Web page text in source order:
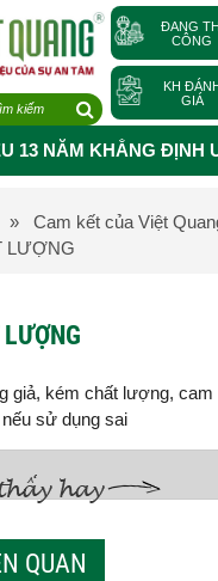
ĐANG
CÔNG
KH
GIÁ
13 NĂM KHẲNG ĐỊNH
» Cam kết của Việt
LƯỢNG
giả, kém chất lượng,
sử dụng sai
QUAN